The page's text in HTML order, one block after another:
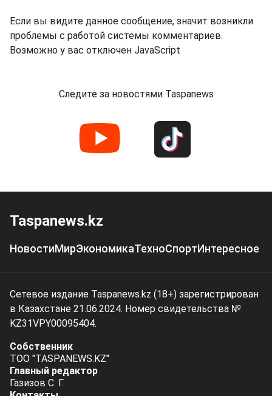
Если вы видите данное сообщение, значит возникли
проблемы с работой системы комментариев.
Возможно у вас отключен JavaScript
Следите за новостями Taspanews
Taspanews.kz
НовостиМирЭкономикаТехноСпортИнтересное
Сетевое издание Taspanews.kz (18+) зарегистрирован
в Казахстане 21.06.2024. Номер свидетельства №
KZ31VPY00095404.
Собственник
ТОО "TASPANEWS.KZ"
Главный редактор
Газизов С. Г.